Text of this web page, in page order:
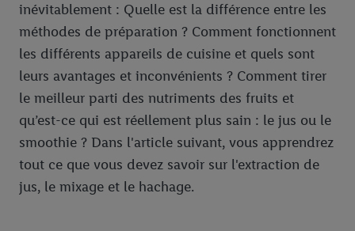
inévitablement : Quelle est la différence entre les
méthodes de préparation ? Comment fonctionnent
les différents appareils de cuisine et quels sont
leurs avantages et inconvénients ? Comment tirer
le meilleur parti des nutriments des fruits et
qu’est-ce qui est réellement plus sain : le jus ou le
smoothie ? Dans l'article suivant, vous apprendrez
tout ce que vous devez savoir sur l'extraction de
jus, le mixage et le hachage.